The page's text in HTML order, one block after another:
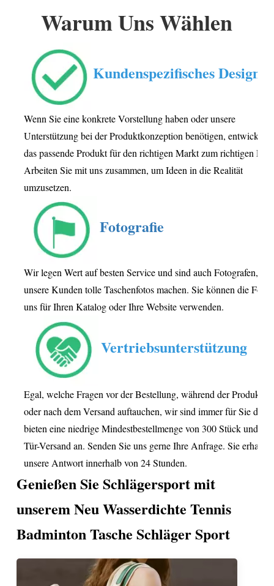
Warum Uns Wählen
Kundenspezifisches Design
Wenn Sie eine konkrete Vorstellung haben oder unsere
Unterstützung bei der Produktkonzeption benötigen,
das passende Produkt für den richtigen Markt zum richtigen
Arbeiten Sie mit uns zusammen, um Ideen in die Realität
umzusetzen.
Fotografie
Wir legen Wert auf besten Service und sind auch Fotografen,
unsere Kunden tolle Taschenfotos machen. Sie können die
uns für Ihren Katalog oder Ihre Website verwenden.
Vertriebsunterstützung
Egal, welche Fragen vor der Bestellung, während der Produktion
oder nach dem Versand auftauchen, wir sind immer für Sie da.
bieten eine niedrige Mindestbestellmenge von 300 Stück und
Tür-Versand an. Senden Sie uns gerne Ihre Anfrage. Sie erhalten
unsere Antwort innerhalb von 24 Stunden.
Genießen Sie Schlägersport mit
unseremNeu Wasserdichte Tennis
Badminton Tasche Schläger Sport